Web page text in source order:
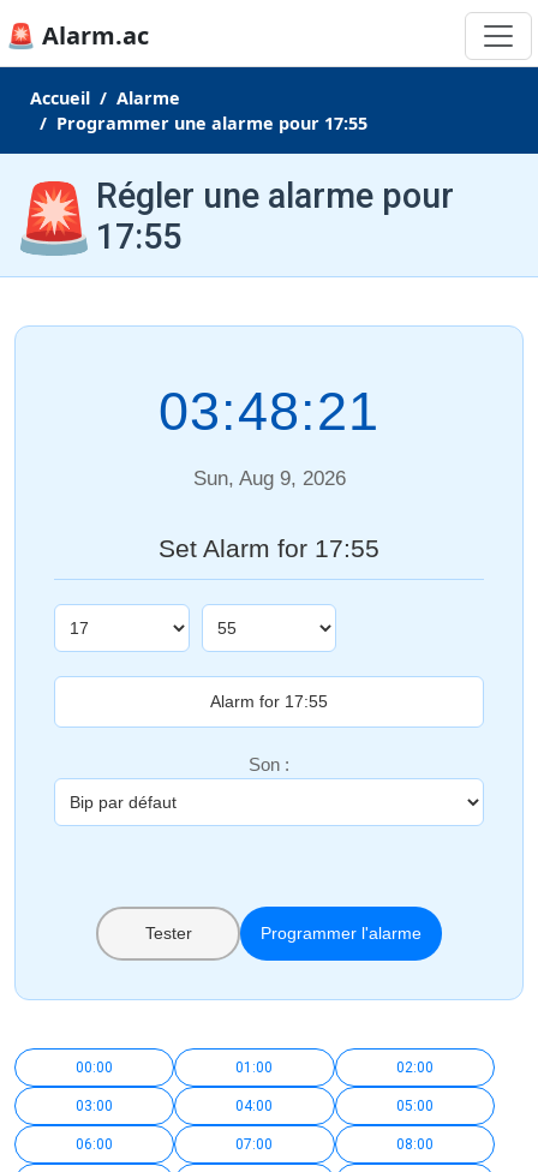
🚨 Alarm.ac
Accueil
Alarme
Programmer une alarme pour 17:55
🚨 Régler une alarme pour
17:55
03:48:22
Sun, Aug 9, 2026
Set Alarm for 17:55
Son :
Tester Programmer l'alarme
00:00 01:00 02:00
03:00 04:00 05:00
06:00 07:00 08:00